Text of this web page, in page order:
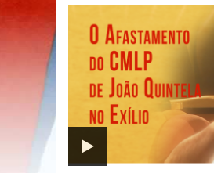
Listagem